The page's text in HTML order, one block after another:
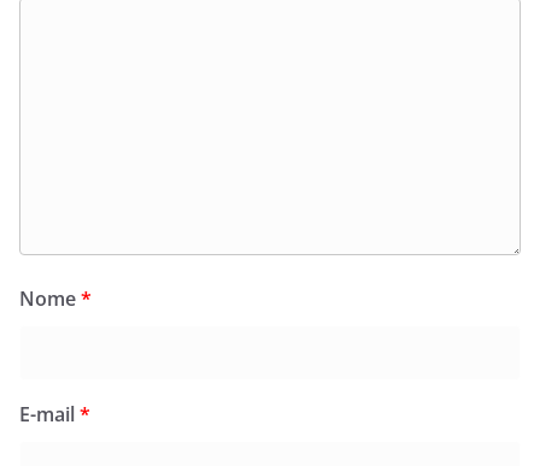
Nome*
E-mail*